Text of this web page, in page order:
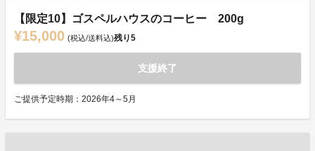
【限定10】ゴスペルハウスのコーヒー 200g
¥15,000 (税込/送料込)残り5
支援終了
ご提供予定時期：2026年4～5月